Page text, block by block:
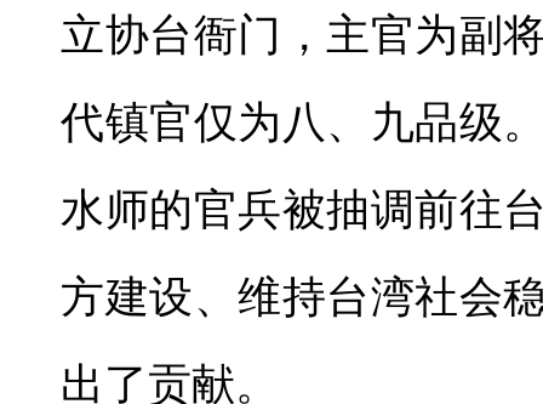
立协台衙门，主官为副
代镇官仅为八、九品级
水师的官兵被抽调前往
方建设、维持台湾社会
出了贡献。